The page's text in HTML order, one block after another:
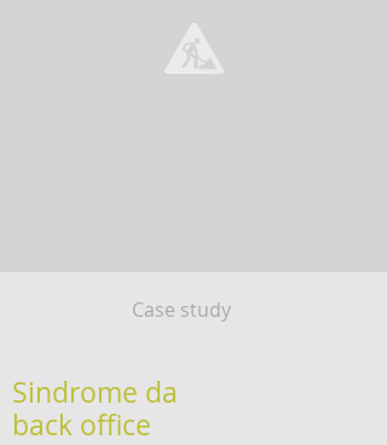
Sindrome da
back office
Case study